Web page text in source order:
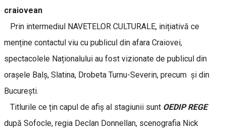
craiovean
Prin intermediul NAVETELOR CULTURALE, inițiativă ce
menține contactul viu cu publicul din afara Craiovei,
spectacolele Naționalului au fost vizionate de publicul din
orașele Balș, Slatina, Drobeta Turnu-Severin, precum și din
București.
Titlurile ce țin capul de afiș al stagiunii sunt OEDIP REGE
după Sofocle, regia Declan Donnellan, scenografia Nick